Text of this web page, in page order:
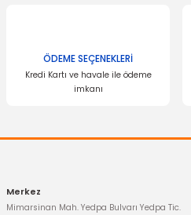
ÖDEME SEÇENEKLERİ
Kredi Kartı ve havale ile ödeme
imkanı
Merkez
Mimarsinan Mah. Yedpa Bulvarı Yedpa Tic.